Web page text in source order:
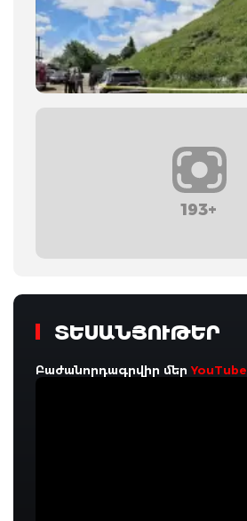
193+
ՏԵՍԱՆՅՈՒԹԵՐ
Բաժանորդագրվիր մերYouTube